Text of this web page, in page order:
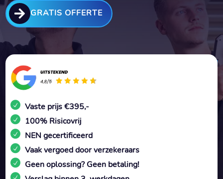
 GRATIS OFFERTE
Vaste prijs €395,-
100% Risicovrij
NEN gecertificeerd
Vaak vergoed door verzekeraars
Geen oplossing? Geen betaling!